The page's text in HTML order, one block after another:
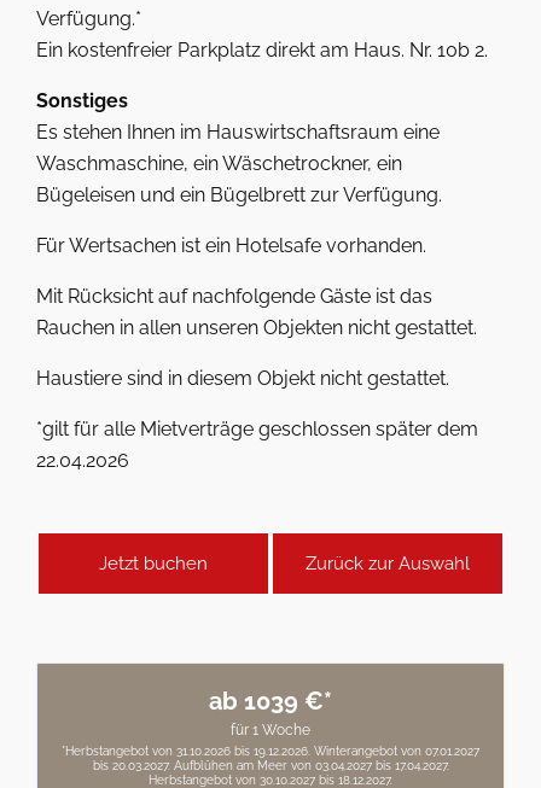
Verfügung.*
Ein kostenfreier Parkplatz direkt am Haus. Nr. 10b 2.
Sonstiges
Es stehen Ihnen im Hauswirtschaftsraum eine
Waschmaschine, ein Wäschetrockner, ein
Bügeleisen und ein Bügelbrett zur Verfügung.
Für Wertsachen ist ein Hotelsafe vorhanden.
Mit Rücksicht auf nachfolgende Gäste ist das
Rauchen in allen unseren Objekten nicht gestattet.
Haustiere sind in diesem Objekt nicht gestattet.
*gilt für alle Mietverträge geschlossen später dem
22.04.2026
Jetzt buchen Zurück zur Auswahl
ab 1039 €*
für 1 Woche
*Herbstangebot von 31.10.2026 bis 19.12.2026. Winterangebot von 07.01.2027
bis 20.03.2027. Aufblühen am Meer von 03.04.2027 bis 17.04.2027.
Herbstangebot von 30.10.2027 bis 18.12.2027.